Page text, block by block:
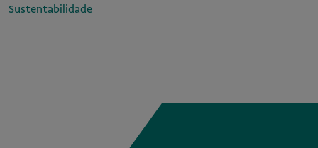
Sustentabilidade